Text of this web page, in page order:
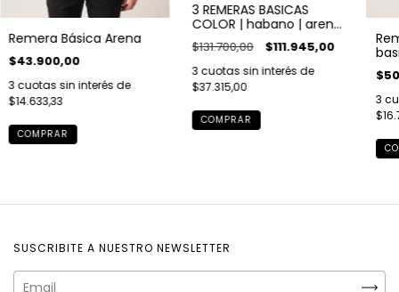
Remera Básica Arena
$43.900,00
3 cuotas sin interés de
$14.633,33
COMPRAR
3 REMERAS BASICAS
COLOR | habano | arena
| verde
$131.700,00 $111.945,00
3 cuotas sin interés de
$37.315,00
COMPRAR
3
SUSCRIBITE A NUESTRO NEWSLETTER